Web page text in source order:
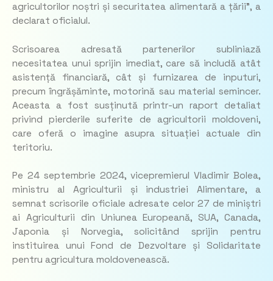
agricultorilor noștri și securitatea alimentară a țării”, a
declarat oficialul.
Scrisoarea adresată partenerilor subliniază
necesitatea unui sprijin imediat, care să includă atât
asistență financiară, cât și furnizarea de inputuri,
precum îngrășăminte, motorină sau material semincer.
Aceasta a fost susținută printr-un raport detaliat
privind pierderile suferite de agricultorii moldoveni,
care oferă o imagine asupra situației actuale din
teritoriu.
Pe 24 septembrie 2024, vicepremierul Vladimir Bolea,
ministru al Agriculturii și industriei Alimentare, a
semnat scrisorile oficiale adresate celor 27 de miniștri
ai Agriculturii din Uniunea Europeană, SUA, Canada,
Japonia și Norvegia, solicitând sprijin pentru
instituirea unui Fond de Dezvoltare și Solidaritate
pentru agricultura moldovenească.